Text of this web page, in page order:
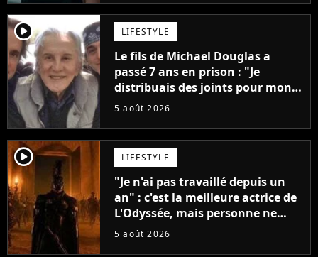
player2 LIFESTYLE
Le fils de Michael Douglas a
passé 7 ans en prison : "Je
distribuais des joints pour mon
père"
5 août 2026
player2 LIFESTYLE
"Je n'ai pas travaillé depuis un
an" : c'est la meilleure actrice de
L'Odyssée, mais personne ne
veut lui donner de rôle au
5 août 2026